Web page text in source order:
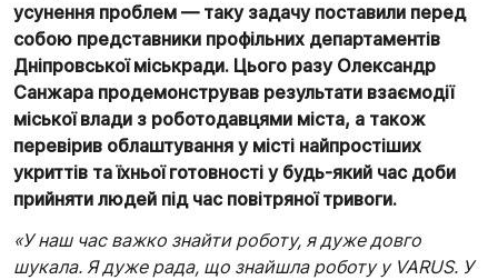
усунення проблем — таку задачу поставили перед
собою представники профільних департаментів
Дніпровської міськради. Цього разу Олександр
Санжара продемонстрував результати взаємодії
міської влади з роботодавцями міста, а також
перевірив облаштування у місті найпростіших
укриттів та їхньої готовності у будь-який час доби
прийняти людей під час повітряної тривоги.
«У наш час важко знайти роботу, я дуже довго
шукала. Я дуже рада, що знайшла роботу у VARUS. У